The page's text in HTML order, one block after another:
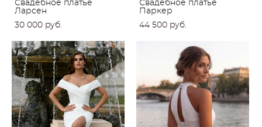
Свадебное платье
Ларсен
30 000 pуб.
Свадебное платье
Паркер
44 500 pуб.